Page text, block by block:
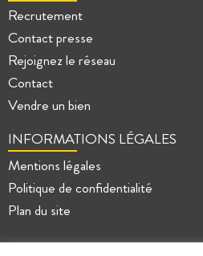
Recrutement
Contact presse
Rejoignez le réseau
Contact
Vendre un bien
INFORMATIONS LÉGALES
Mentions légales
Politique de confidentialité
Plan du site